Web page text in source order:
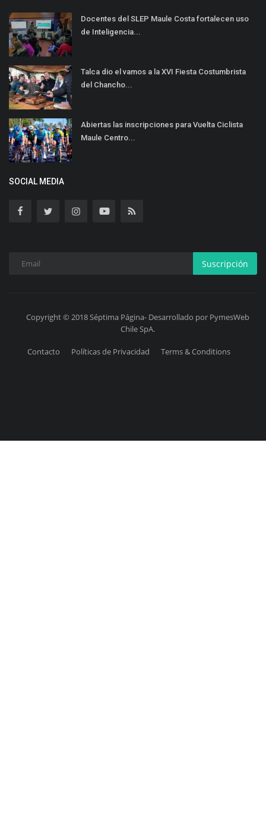
Docentes del SLEP Maule Costa fortalecen uso
de Inteligencia...
Talca dio el vamos a la XVI Fiesta Costumbrista
del Chancho...
Abiertas las inscripciones para Vuelta Ciclista
Maule Centro...
SOCIAL MEDIA
Suscripción
Copyright © 2018 Séptima Página- Desarrollado por PymesWeb
Chile SpA.
Contacto Políticas de Privacidad Terms & Conditions